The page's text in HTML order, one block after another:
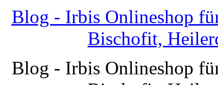
Blog - Irbis Onlineshop
Bischofit,
Blog - Irbis Onlineshop